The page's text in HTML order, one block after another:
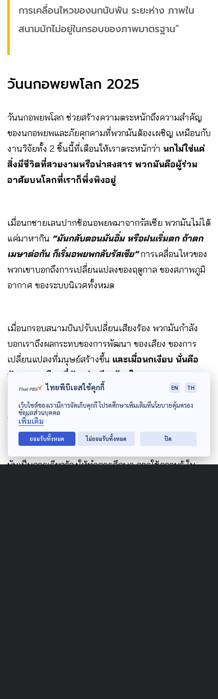
การเคลื่อนไหวของนกนับพัน ระยะห่าง ภาพใน
สนามมักไม่อยู่ในกรอบของภาพมาตรฐาน”
วันนกอพยพโลก 2025
วันนกอพยพโลก ช่วยสร้างความตระหนักถึงความสำคัญ
ของนกอพยพและภัยคุกคามที่พวกมันต้องเผชิญ เหมือนกับ
งานวิจัยทั้ง 2 ชิ้นนี้ที่เตือนให้เราตระหนักว่า นกไม่ใช่แค่
สิ่งมีชีวิตที่สวยงามหรือน่าสงสาร พวกมันคือผู้ร่วม
อาศัยบนโลกที่เราก็พึ่งพิงอยู่
เมื่อนกชายเลนปากช้อนอพยพมาจากรัสเซีย พวกมันไม่ได้
แค่มาหากิน “มันกลับตอนมันอิ่ม หรือฝนเริ่มตก ถ้าตก
เมษาต่อกัน ก็เริ่มอพยพกลับรัสเซีย”การเคลื่อนไหวของ
พวกเขาบอกถึงการเปลี่ยนแปลงของฤดูกาล ของสภาพภูมิ
อากาศ ของระบบนิเวศทั้งหมด
เมื่อนกรอบสนามบินปรับเปลี่ยนเสียงร้อง พวกมันกำลัง
บอกเราถึงผลกระทบของการพัฒนา ของเสียง ของการ
เปลี่ยนแปลงที่มนุษย์สร้างขึ้น และเมื่อนกเงียบ นั่นคือ
สัญญาณเตือนที่ดังกว่าเสียงร้องใด ๆ
การศึกษานกในแบบมานุษยวิทยา จึงไม่ใช่แค่การเพิ่ม
ความรู้เกี่ยวกับนก แต่เป็นการท้าทายให้เราคิดใหม่ว่า
ความรู้คืออะไร ใครคือผู้รู้ และอะไรคือหลักฐานที่ถูกต้อง
มันเป็นการเรียกร้องให้ทำการศึกษา การใช้ความรู้ ใน
ไทยพีบีเอสใช้คุกกี้ EN TH
เว็บไซต์ของเรามีการจัดเก็บคุกกี้ โปรดศึกษาเพิ่มเติมที่นโยบายคุ้มครอง
ข้อมูลส่วนบุคคล
เพิ่มเติม
ยอมรับทั้งหมด ไม่ยอมรับทั้งหมด ปิด